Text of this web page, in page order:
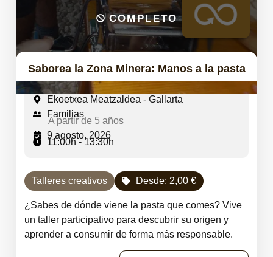
COMPLETO
Saborea la Zona Minera: Manos a la pasta
Ekoetxea Meatzaldea - Gallarta
Familias
A partir de 5 años
9 agosto, 2026
11:00h - 13:30h
Talleres creativos Desde: 2,00 €
¿Sabes de dónde viene la pasta que comes? Vive
un taller participativo para descubrir su origen y
aprender a consumir de forma más responsable.